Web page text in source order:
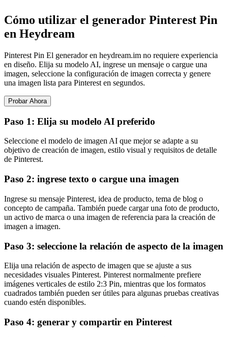
Cómo utilizar el generador Pinterest Pin
en Heydream
Pinterest Pin El generador en heydream.im no requiere experiencia
en diseño. Elija su modelo AI, ingrese un mensaje o cargue una
imagen, seleccione la configuración de imagen correcta y genere
una imagen lista para Pinterest en segundos.
Probar Ahora
Paso 1: Elija su modelo AI preferido
Seleccione el modelo de imagen AI que mejor se adapte a su
objetivo de creación de imagen, estilo visual y requisitos de detalle
de Pinterest.
Paso 2: ingrese texto o cargue una imagen
Ingrese su mensaje Pinterest, idea de producto, tema de blog o
concepto de campaña. También puede cargar una foto de producto,
un activo de marca o una imagen de referencia para la creación de
imagen a imagen.
Paso 3: seleccione la relación de aspecto de la imagen
Elija una relación de aspecto de imagen que se ajuste a sus
necesidades visuales Pinterest. Pinterest normalmente prefiere
imágenes verticales de estilo 2:3 Pin, mientras que los formatos
cuadrados también pueden ser útiles para algunas pruebas creativas
cuando estén disponibles.
Paso 4: generar y compartir en Pinterest